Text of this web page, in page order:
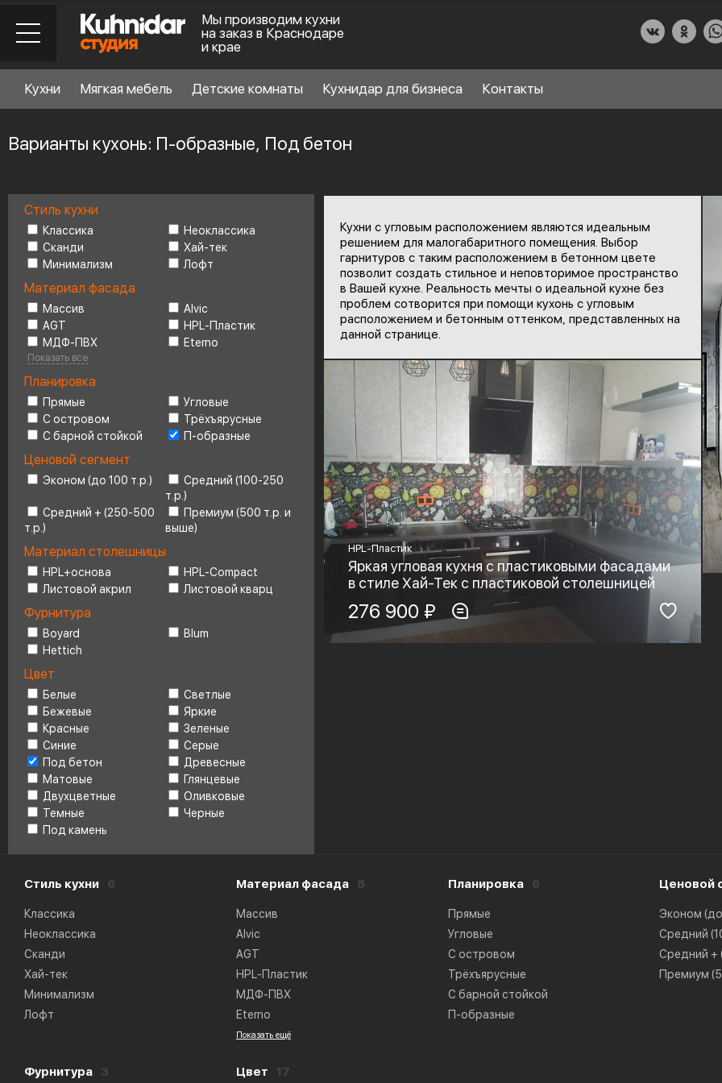
Мы производим кухни
на заказ в Краснодаре
и крае
Стиль кухни
Материал фасада 8
Планировка
Ценовой сегмент
НАШИ УСЛУГИ
СПРАВОЧНЫЙ РАЗДЕЛ
ПАРТНЕРЫ
Кухни Мягкая мебель Детские комнаты Кухнидар для бизнеса Контакты
Варианты кухонь: П-образные, Под бетон
Стиль кухни
Классика
Неоклассика
Сканди
Хай-тек
Минимализм
Лофт
Материал фасада
Массив
Alvic
AGT
HPL-Пластик
МДФ-ПВХ
Eterno
Показать все
Планировка
Прямые
Угловые
С островом
Трёхъярусные
С барной стойкой
П-образные
Ценовой сегмент
Эконом (до 100 т.р.)
Средний (100-250
т.р.)
Средний + (250-500
т.р.)
Премиум (500 т.р. и
выше)
Материал столешницы
HPL+основа
HPL-Compact
Листовой акрил
Листовой кварц
Фурнитура
Boyard
Blum
Hettich
Цвет
Белые
Светлые
Бежевые
Яркие
Красные
Зеленые
Синие
Серые
Под бетон
Древесные
Матовые
Глянцевые
Двухцветные
Оливковые
Темные
Черные
Под камень
Кухни с угловым расположением являются идеальным
решением для малогабаритного помещения. Выбор
гарнитуров с таким расположением в бетонном цвете
позволит создать стильное и неповторимое пространство
в Вашей кухне. Реальность мечты о идеальной кухне без
проблем сотворится при помощи кухонь с угловым
расположением и бетонным оттенком, представленных на
данной странице.
HPL-Пластик
Яркая угловая кухня с пластиковыми фасадами
в стиле Хай-Тек с пластиковой столешницей
Материал фасадов:
HPL-Пластик
276 900 ₽
Стиль кухни 6
Классика
Неоклассика
Сканди
Хай-тек
Минимализм
Лофт
Материал фасада 8
Массив
Alvic
AGT
HPL-Пластик
МДФ-ПВХ
Eterno
Показать ещё
Планировка 6
Прямые
Угловые
С островом
Трёхъярусные
С барной стойкой
П-образные
Ценовой
Эконом (до
Средний
Средний +
Премиум
Фурнитура 3 Цвет 17